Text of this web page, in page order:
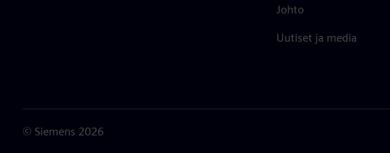
Johto
Uutiset ja media
© Siemens 2026